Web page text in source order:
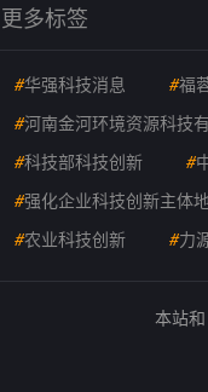
更多标签
#华强科技消息 #福
#河南金河环境资源科技
#科技部科技创新 #
#强化企业科技创新主体
#农业科技创新 #力
本站